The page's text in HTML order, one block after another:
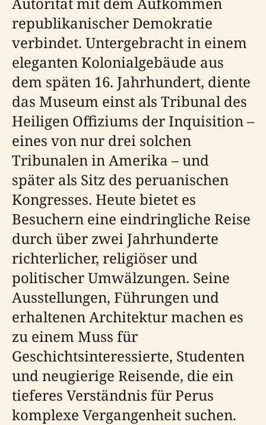
republikanischer Demokratie
verbindet. Untergebracht in einem
eleganten Kolonialgebäude aus
dem späten 16. Jahrhundert, diente
das Museum einst als Tribunal des
Heiligen Offiziums der Inquisition –
eines von nur drei solchen
Tribunalen in Amerika – und
später als Sitz des peruanischen
Kongresses. Heute bietet es
Besuchern eine eindringliche Reise
durch über zwei Jahrhunderte
richterlicher, religiöser und
politischer Umwälzungen. Seine
Ausstellungen, Führungen und
erhaltenen Architektur machen es
zu einem Muss für
Geschichtsinteressierte, Studenten
und neugierige Reisende, die ein
tieferes Verständnis für Perus
komplexe Vergangenheit suchen.